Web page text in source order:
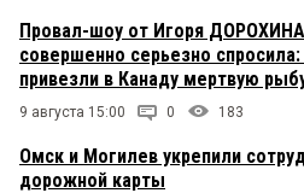
Провал-шоу от Игоря
совершенно серьезно
привезли в Канаду мертвую
9 августа 15:00 0 183
Омск и Могилев укрепили
дорожной карты